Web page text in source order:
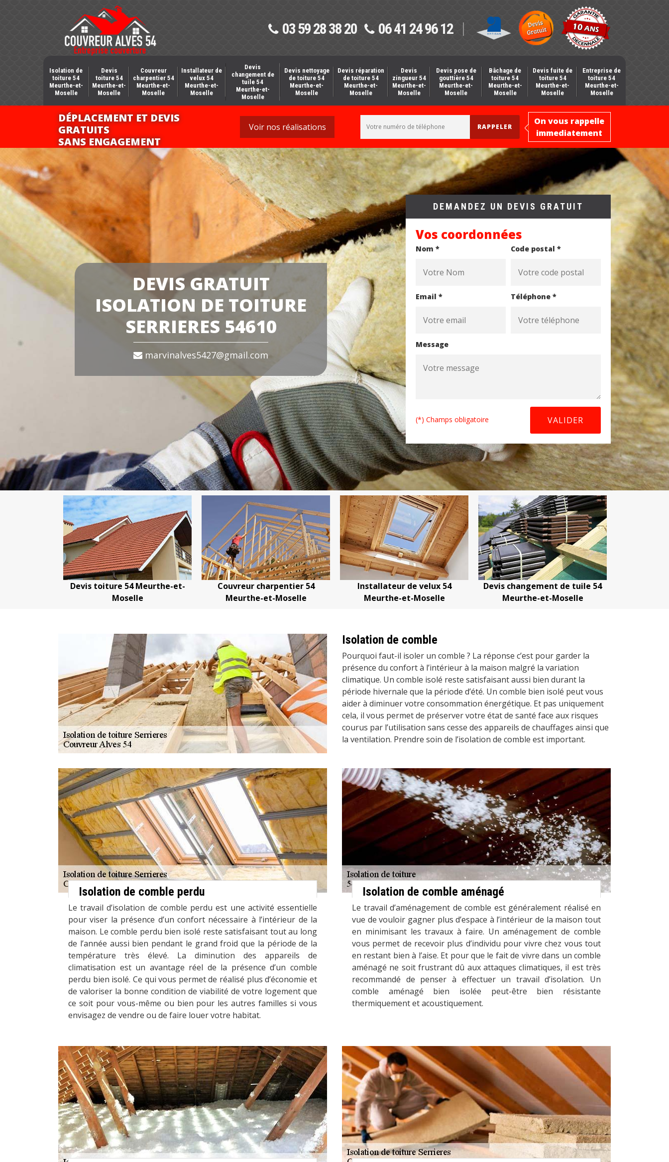
03 59 28 38 20 06 41 24 96 12
Isolation de
toiture 54
Meurthe-et-
Moselle
Devis
toiture 54
Meurthe-et-
Moselle
Couvreur
charpentier 54
Meurthe-et-
Moselle
Installateur de
velux 54
Meurthe-et-
Moselle
Devis
changement de
tuile 54
Meurthe-et-
Moselle
Devis nettoyage
de toiture 54
Meurthe-et-
Moselle
Devis réparation
de toiture 54
Meurthe-et-
Moselle
Devis
zingueur 54
Meurthe-et-
Moselle
Devis pose de
gouttière 54
Meurthe-et-
Moselle
Bâchage de
toiture 54
Meurthe-et-
Moselle
Devis fuite de
toiture 54
Meurthe-et-
Moselle
Entreprise de
toiture 54
Meurthe-et-
Moselle
DÉPLACEMENT ET DEVIS
GRATUITS
SANS ENGAGEMENT
Voir nos réalisations
On vous rappelle
immediatement
DEVIS GRATUIT
ISOLATION DE TOITURE
SERRIERES 54610
marvinalves5427@gmail.com
DEMANDEZ UN DEVIS GRATUIT
Vos coordonnées
Nom * Code postal *
Email * Téléphone *
Message
(*) Champs obligatoire
Devis toiture 54 Meurthe-et-
Couvreur charpentier 54
Meurthe-et-Moselle
Installateur de velux 54
Meurthe-et-Moselle
Devis changement de tuile 54
Meurthe-et-Moselle
Devis nettoyage de toiture
Meurthe-et-Moselle
Isolation de comble
Pourquoi faut-il isoler un comble ? La réponse c’est pour garder la
présence du confort à l’intérieur à la maison malgré la variation
climatique. Un comble isolé reste satisfaisant aussi bien durant la
période hivernale que la période d’été. Un comble bien isolé peut vous
aider à diminuer votre consommation énergétique. Et pas uniquement
cela, il vous permet de préserver votre état de santé face aux risques
courus par l’utilisation sans cesse des appareils de chauffages ainsi que
la ventilation. Prendre soin de l’isolation de comble est important.
Isolation de comble perdu
Le travail d’isolation de comble perdu est une activité essentielle
pour viser la présence d’un confort nécessaire à l’intérieur de la
maison. Le comble perdu bien isolé reste satisfaisant tout au long
de l’année aussi bien pendant le grand froid que la période de la
température très élevé. La diminution des appareils de
climatisation est un avantage réel de la présence d’un comble
perdu bien isolé. Ce qui vous permet de réalisé plus d’économie et
de valoriser la bonne condition de viabilité de votre logement que
ce soit pour vous-même ou bien pour les autres familles si vous
envisagez de vendre ou de faire louer votre habitat.
Isolation de comble aménagé
Le travail d’aménagement de comble est généralement réalisé en
vue de vouloir gagner plus d’espace à l’intérieur de la maison tout
en minimisant les travaux à faire. Un aménagement de comble
vous permet de recevoir plus d’individu pour vivre chez vous tout
en restant bien à l’aise. Et pour que le fait de vivre dans un comble
aménagé ne soit frustrant dû aux attaques climatiques, il est très
recommandé de penser à effectuer un travail d’isolation. Un
comble aménagé bien isolée peut-être bien résistante
thermiquement et acoustiquement.